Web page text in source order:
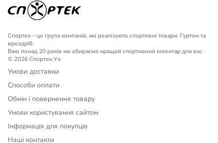
Спортек – це група компаній, які реалізують спортивні товари. Гуртом та
вроздріб.
Вже понад 20 років ми обираємо кращий спортивний інвентар для вас.
© 2026 Спортек.Уа
Умови доставки
Способи оплати
Обмін і повернення товару
Умови користування сайтом
Інформація для покупців
Наші контакти